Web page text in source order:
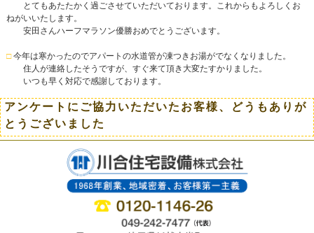
とてもあたたかく過ごさせていただいております。これからもよろしくお
ねがいいたします。
安田さんハーフマラソン優勝おめでとうございます。
□今年は寒かったのでアパートの水道管が凍つきお湯がでなくなりました。
住人が連絡したそうですが、すぐ来て頂き大変たすかりました。
いつも早く対応で感謝しております。
アンケートにご協力いただいたお客様、どうもありが
とうございました